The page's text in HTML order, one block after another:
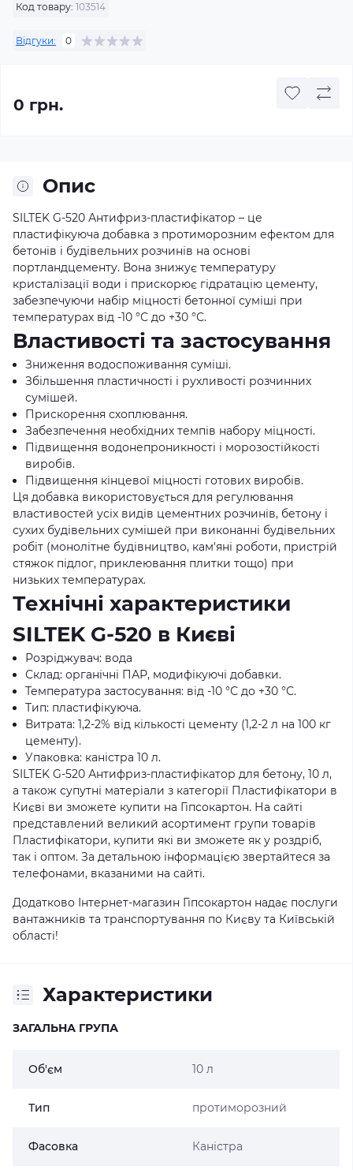
Код товару: 103514
Відгуки: 0
0 грн.
Опис
SILTEK G-520 Антифриз-пластифікатор – це
пластифікуюча добавка з протиморозним ефектом для
бетонів і будівельних розчинів на основі
портландцементу. Вона знижує температуру
кристалізації води і прискорює гідратацію цементу,
забезпечуючи набір міцності бетонної суміші при
температурах від -10 °С до +30 °С.
Властивості та застосування
Зниження водоспоживання суміші.
Збільшення пластичності і рухливості розчинних
сумішей.
Прискорення схоплювання.
Забезпечення необхідних темпів набору міцності.
Підвищення водонепроникності і морозостійкості
виробів.
Підвищення кінцевої міцності готових виробів.
Ця добавка використовується для регулювання
властивостей усіх видів цементних розчинів, бетону і
сухих будівельних сумішей при виконанні будівельних
робіт (монолітне будівництво, кам'яні роботи, пристрій
стяжок підлог, приклеювання плитки тощо) при
низьких температурах.
Технічні характеристики
SILTEK G-520 в Києві
Розріджувач: вода
Склад: органічні ПАР, модифікуючі добавки.
Температура застосування: від -10 °С до +30 °С.
Тип: пластифікуюча.
Витрата: 1,2-2% від кількості цементу (1,2-2 л на 100 кг
цементу).
Упаковка: каністра 10 л.
SILTEK G-520 Антифриз-пластифікатор для бетону, 10 л,
а також супутні матеріали з категорії Пластифікатори в
Києві ви зможете купити на Гіпсокартон. На сайті
представлений великий асортимент групи товарів
Пластифікатори, купити які ви зможете як у роздріб,
так і оптом. За детальною інформацією звертайтеся за
телефонами, вказаними на сайті.
Додатково Інтернет-магазин Гіпсокартон надає послуги
вантажників та транспортування по Києву та Київській
області!
Характеристики
ЗАГАЛЬНА ГРУПА
Об'єм 10 л
Тип протиморозний
Фасовка Каністра